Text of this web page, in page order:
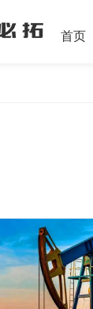
首页